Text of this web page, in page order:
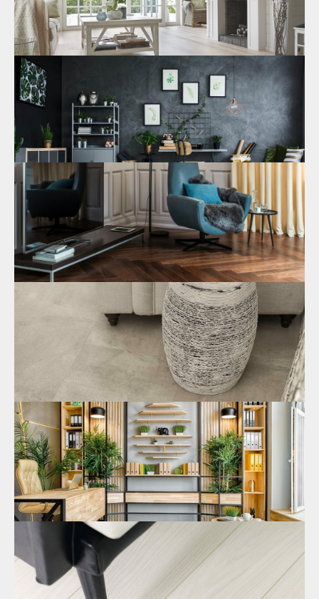
08.08.2023
Кварц-виниловый ламинат SPC: цена и
характеристика
Где недорого купить водостойкий ламинат из кварца?
Особенности конструкции покрытия. Водонепроницаемость,
износостойкость, пожаробезопасность и другие причины
выбора.
12.04.2023
Где купить SPC ламинат?
Где купить водостойкий ламинат? В чём проявляется
устойчивость к влаге/воде? Экологичное напольное
покрытие по доступной цене. Широкий ассортимент
интернет-магазина.
30.03.2023
Цена водостойкого ламината SPC
Почему стоит выбрать водостойкий ламинат SPC? Его
основные эксплуатационные характеристики. Цена
водостойкого ламината и где его заказать недорого.
SPC ламинат: цена и отзывы
Основные характеристики SPC ламината. Экологическая
безопасность, устойчивость к нагрузкам, стойкость к
температурным перепадам, водостойкость и другие
преимущества покрытия.
28.02.2023
SPC ламинат: официальный сайт
интернет-магазина
Где найти низкие цены на SPC ламинат? Где было создано
напольное покрытие и с чем связан высокий спрос на него?
Конструкционные особенности: задачи каждого слоя.
08.02.2023